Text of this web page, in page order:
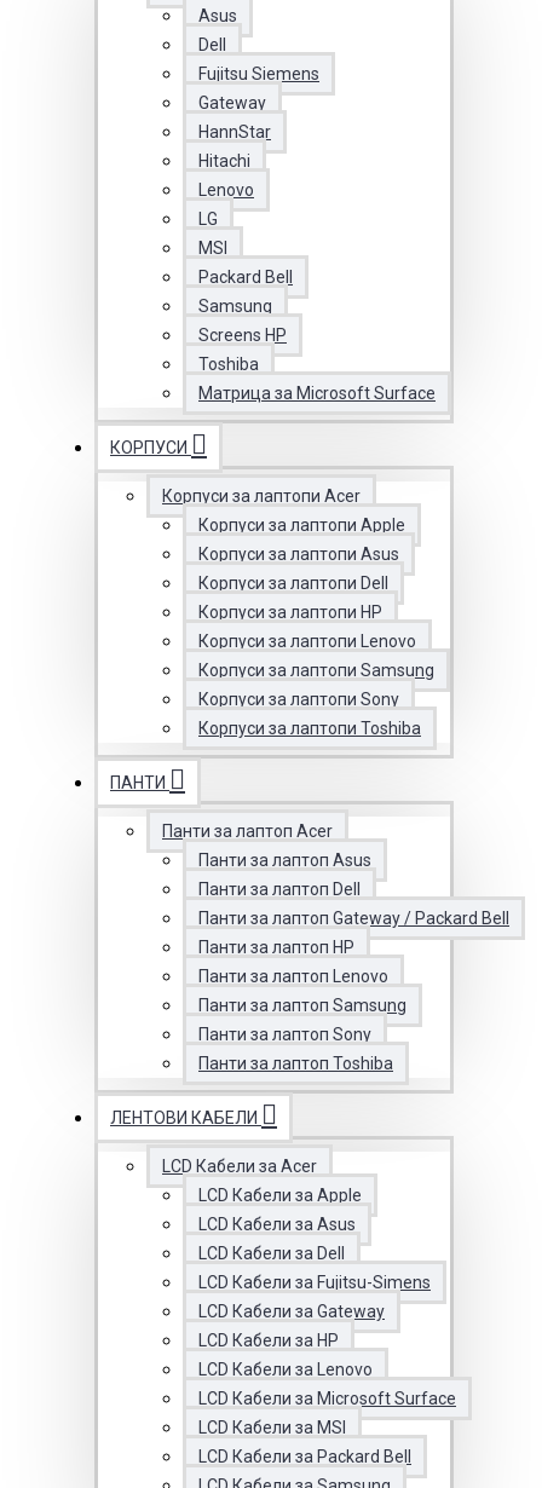
Asus
Dell
Fujitsu Siemens
Gateway
HannStar
Hitachi
Lenovo
LG
MSI
Packard Bell
Samsung
Screens HP
Toshiba
Матрица за Microsoft Surface
КОРПУСИ
Корпуси за лаптопи Acer
Корпуси за лаптопи Apple
Корпуси за лаптопи Asus
Корпуси за лаптопи Dell
Корпуси за лаптопи HP
Корпуси за лаптопи Lenovo
Корпуси за лаптопи Samsung
Корпуси за лаптопи Sony
Корпуси за лаптопи Toshiba
ПАНТИ
Панти за лаптоп Acer
Панти за лаптоп Asus
Панти за лаптоп Dell
Панти за лаптоп Gateway / Packard Bell
Панти за лаптоп HP
Панти за лаптоп Lenovo
Панти за лаптоп Samsung
Панти за лаптоп Sony
Панти за лаптоп Toshiba
ЛЕНТОВИ КАБЕЛИ
LCD Кабели за Acer
LCD Кабели за Apple
LCD Кабели за Asus
LCD Кабели за Dell
LCD Кабели за Fujitsu-Simens
LCD Кабели за Gateway
LCD Кабели за HP
LCD Кабели за Lenovo
LCD Кабели за Microsoft Surface
LCD Кабели за MSI
LCD Кабели за Packard Bell